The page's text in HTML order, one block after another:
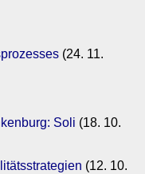
(24. 11.
Soli (18. 10.
(12. 10.